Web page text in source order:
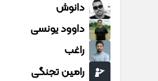
دانوش
داوود یونسی
راغب
رامین تجنگی